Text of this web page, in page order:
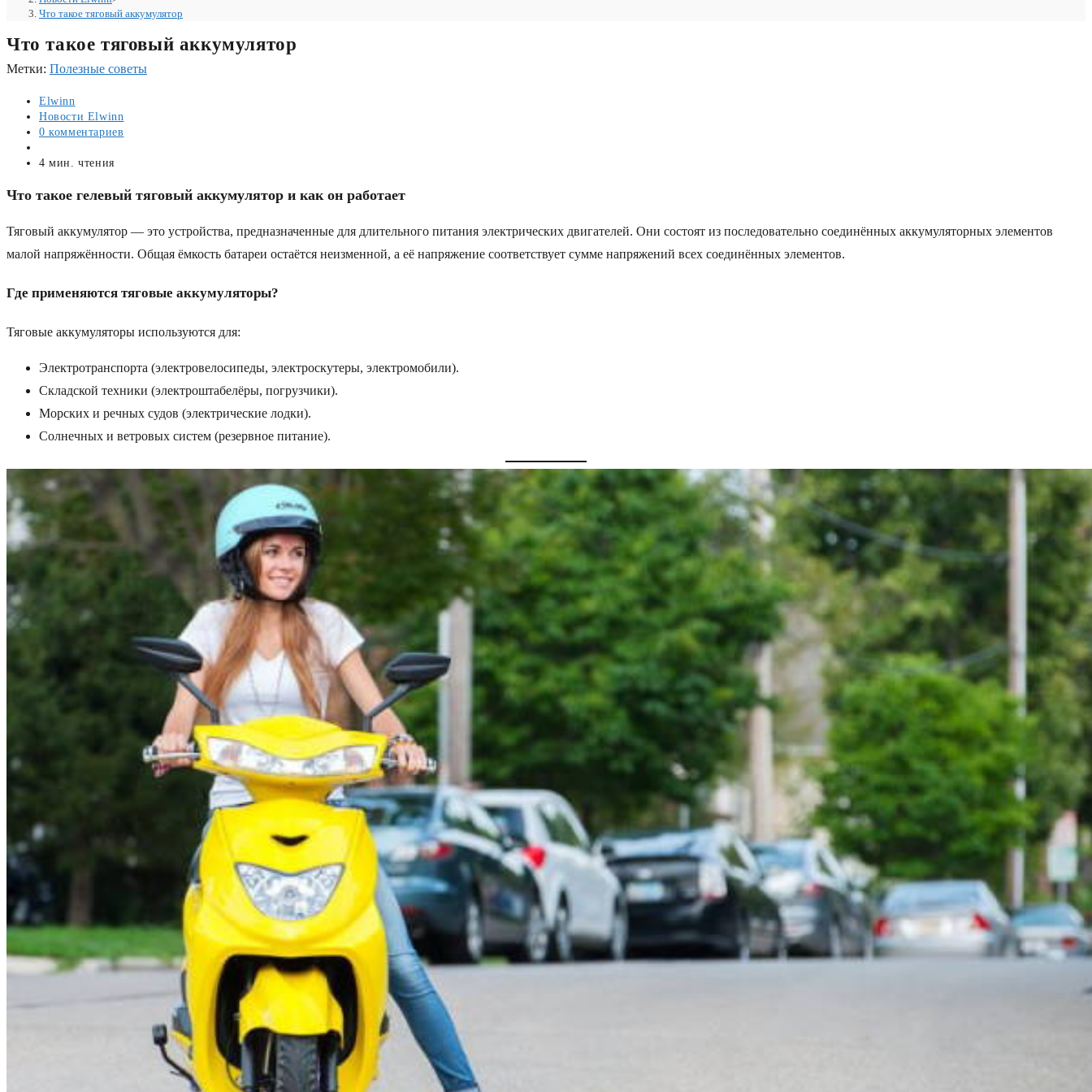
Что такое тяговый аккумулятор
Что такое тяговый аккумулятор
Метки: Полезные советы
Автор
записи:
Elwinn
Рубрика
записи:
Новости Elwinn
Комментарии
записи:
0 комментариев
опубликована:
Время
4 мин. чтения
Что такое гелевый тяговый аккумулятор и как он работает
Тяговый аккумулятор — это устройства, предназначенные для длительного питания электрических двигателей. Они состоят из последовательно соединённых аккумуляторных элементов
малой напряжённости. Общая ёмкость батареи остаётся неизменной, а её напряжение соответствует сумме напряжений всех соединённых элементов.
Где применяются тяговые аккумуляторы?
Тяговые аккумуляторы используются для:
Электротранспорта (электровелосипеды, электроскутеры, электромобили).
Складской техники (электроштабелёры, погрузчики).
Морских и речных судов (электрические лодки).
Солнечных и ветровых систем (резервное питание).